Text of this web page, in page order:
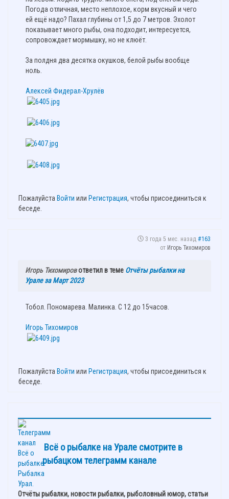
Погода отличная, место неплохое, корм вкусный и чего
ей ещё надо? Пахал глубины от 1,5 до 7 метров. Эхолот
показывает много рыбы, она подходит, интересуется,
сопровождает мормышку, но не клюёт.
За полдня два десятка окушков, белой рыбы вообще
ноль.
Алексей Фидерал-Хрулёв
Пожалуйста Войти или Регистрация, чтобы присоединиться к
беседе.
3 года 5 мес. назад #163
от Игорь Тихомиров
Игорь Тихомировответил в теме Отчёты рыбалки на
Урале за Март 2023
Тобол. Пономарева. Малинка. С 12 до 15часов.
Игорь Тихомиров
Пожалуйста Войти или Регистрация, чтобы присоединиться к
беседе.
Всё о рыбалке на Урале смотрите в
рыбацком телеграмм канале
Отчёты рыбалки, новости рыбалки, рыболовный юмор, статьи